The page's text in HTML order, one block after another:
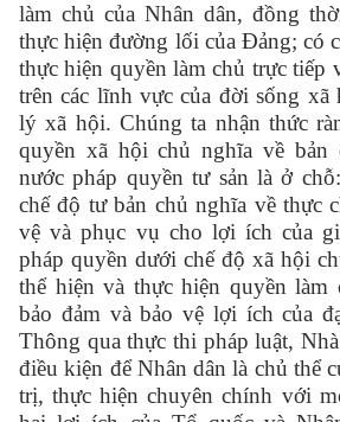
làm chủ của Nhân dân, đồng
thực hiện đường lối của Đảng; có
thực hiện quyền làm chủ trực tiếp
trên các lĩnh vực của đời sống xã
lý xã hội. Chúng ta nhận thức
quyền xã hội chủ nghĩa về bản
nước pháp quyền tư sản là ở
chế độ tư bản chủ nghĩa về thực
vệ và phục vụ cho lợi ích của
pháp quyền dưới chế độ xã hội
thể hiện và thực hiện quyền làm
bảo đảm và bảo vệ lợi ích của
Thông qua thực thi pháp luật,
điều kiện để Nhân dân là chủ thể
trị, thực hiện chuyên chính với